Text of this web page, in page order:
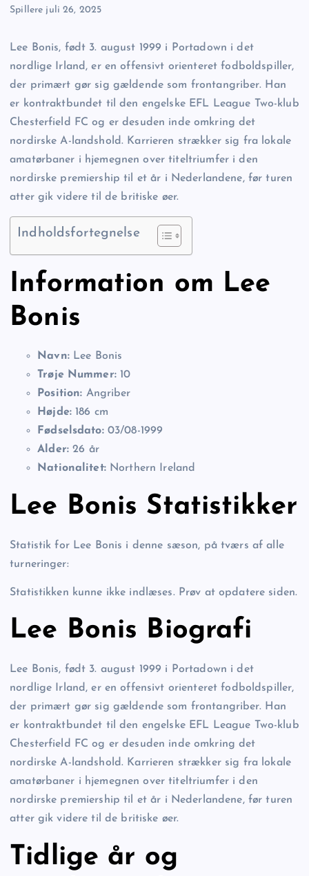
Spillere juli 26, 2025
Lee Bonis, født 3. august 1999 i Portadown i det
nordlige Irland, er en offensivt orienteret fodboldspiller,
der primært gør sig gældende som frontangriber. Han
er kontraktbundet til den engelske EFL League Two-klub
Chesterfield FC og er desuden inde omkring det
nordirske A-landshold. Karrieren strækker sig fra lokale
amatørbaner i hjemegnen over titeltriumfer i den
nordirske premiership til et år i Nederlandene, før turen
atter gik videre til de britiske øer.
Indholdsfortegnelse
Information om Lee
Bonis
Navn:Lee Bonis
Trøje Nummer:10
Position: Angriber
Højde:186 cm
Fødselsdato:03/08-1999
Alder:26 år
Nationalitet:Northern Ireland
Lee Bonis Statistikker
Statistik for Lee Bonis i denne sæson, på tværs af alle
turneringer:
Statistikken kunne ikke indlæses. Prøv at opdatere siden.
Lee Bonis Biografi
Lee Bonis, født 3. august 1999 i Portadown i det
nordlige Irland, er en offensivt orienteret fodboldspiller,
der primært gør sig gældende som frontangriber. Han
er kontraktbundet til den engelske EFL League Two-klub
Chesterfield FC og er desuden inde omkring det
nordirske A-landshold. Karrieren strækker sig fra lokale
amatørbaner i hjemegnen over titeltriumfer i den
nordirske premiership til et år i Nederlandene, før turen
atter gik videre til de britiske øer.
Tidlige år og